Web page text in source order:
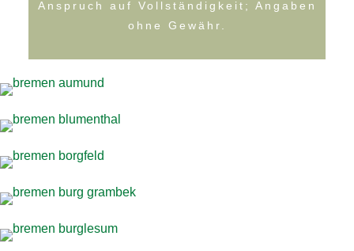
Anspruch auf Vollständigkeit; Angaben
ohne Gewähr.